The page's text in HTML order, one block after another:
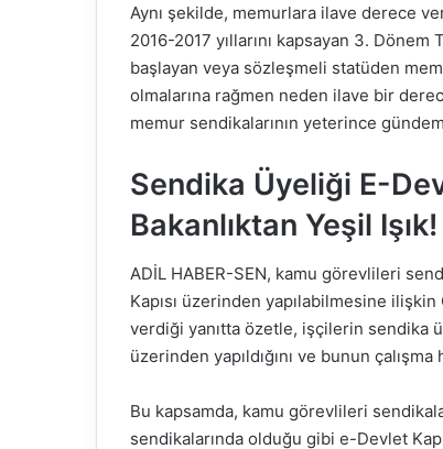
Aynı şekilde, memurlara ilave derece
2016-2017 yıllarını kapsayan 3.
başlayan veya sözleşmeli statüden
olmalarına rağmen neden ilave bir
memur sendikalarının yeterince
Sendika Üyeliği E-
Bakanlıktan Yeşil Işık!
ADİL HABER-SEN, kamu görevlileri
Kapısı üzerinden yapılabilmesine ilişkin
verdiği yanıtta özetle, işçilerin sendika
üzerinden yapıldığını ve bunun
Bu kapsamda, kamu görevlileri
sendikalarında olduğu gibi e-Devlet